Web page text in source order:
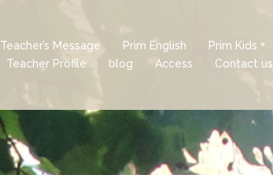
Teacher’s Message Prim English Prim Kids＊
Teacher Profile blog Access Contact us